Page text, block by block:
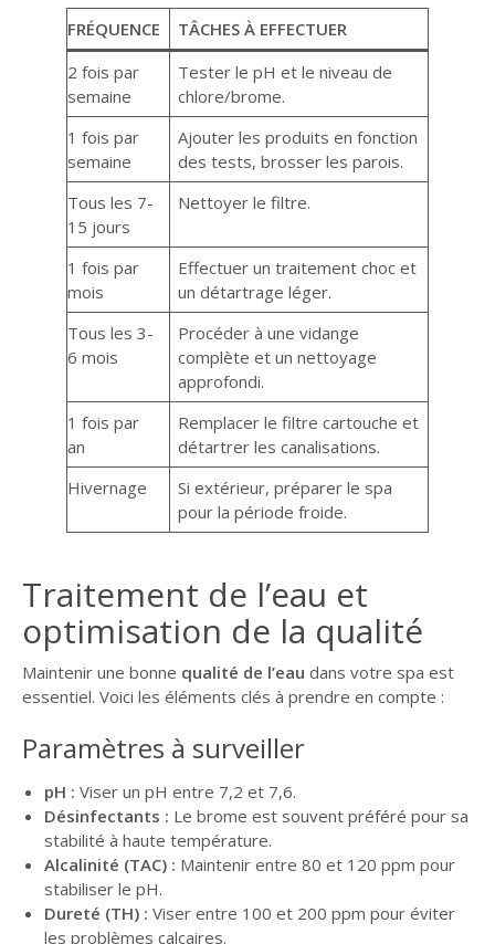
FRÉQUENCE
TÂCHES À EFFECTUER
2 fois par
semaine
Tester le pH et le niveau de
chlore/brome.
1 fois par
semaine
Ajouter les produits en fonction
des tests, brosser les parois.
Tous les 7-
15 jours
Nettoyer le filtre.
1 fois par
mois
Effectuer un traitement choc et
un détartrage léger.
Tous les 3-
6 mois
Procéder à une vidange
complète et un nettoyage
approfondi.
1 fois par
an
Remplacer le filtre cartouche et
détartrer les canalisations.
Hivernage
Si extérieur, préparer le spa
pour la période froide.
Traitement de l’eau et
optimisation de la qualité
Maintenir une bonne qualité de l’eau dans votre spa est
essentiel. Voici les éléments clés à prendre en compte :
Paramètres à surveiller
pH : Viser un pH entre 7,2 et 7,6.
Désinfectants : Le brome est souvent préféré pour sa
stabilité à haute température.
Alcalinité (TAC) : Maintenir entre 80 et 120 ppm pour
stabiliser le pH.
Dureté (TH) : Viser entre 100 et 200 ppm pour éviter
les problèmes calcaires.